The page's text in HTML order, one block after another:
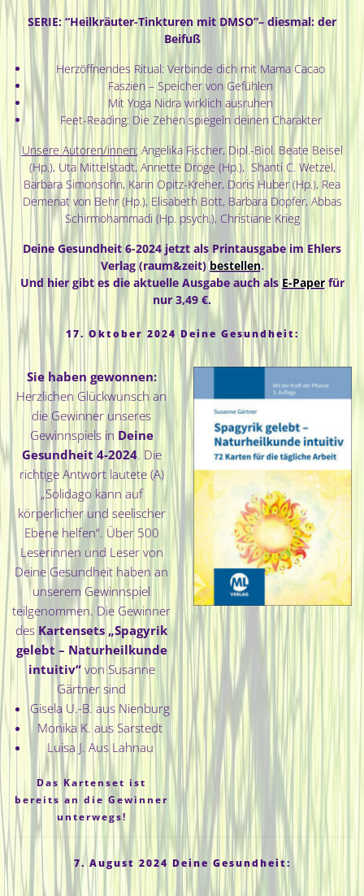
SERIE: “Heilkräuter-Tinkturen mit DMSO”– diesmal: der
Beifuß
Herzöffnendes Ritual: Verbinde dich mit Mama Cacao
Faszien – Speicher von Gefühlen
Mit Yoga Nidra wirklich ausruhen
Feet-Reading: Die Zehen spiegeln deinen Charakter
Unsere Autoren/innen:Angelika Fischer, Dipl.-Biol. Beate Beisel
(Hp.), Uta Mittelstadt, Annette Dröge (Hp.), Shanti C. Wetzel,
Barbara Simonsohn, Karin Opitz-Kreher, Doris Huber (Hp.), Rea
Demenat von Behr (Hp.), Elisabeth Bott, Barbara Dopfer, Abbas
Schirmohammadi (Hp. psych.), Christiane Krieg
Deine Gesundheit 6-2024 jetzt als Printausgabe im Ehlers
Verlag (raum&zeit)bestellen.
Und hier gibt es die aktuelle Ausgabe auch alsE-Paperfür
nur 3,49 €.
17. Oktober 2024 Deine Gesundheit:
Sie haben gewonnen:
Herzlichen Glückwunsch an
die Gewinner unseres
Gewinnspiels in Deine
Gesundheit 4-2024. Die
richtige Antwort lautete (A)
„Solidago kann auf
körperlicher und seelischer
Ebene helfen“. Über 500
Leserinnen und Leser von
Deine Gesundheit haben an
unserem Gewinnspiel
teilgenommen. Die Gewinner
des Kartensets „Spagyrik
gelebt – Naturheilkunde
intuitiv“ von Susanne
Gärtner sind
Gisela U.-B. aus Nienburg
Monika K. aus Sarstedt
Luisa J. Aus Lahnau
Das Kartenset ist
bereits an die Gewinner
unterwegs!
7. August 2024 Deine Gesundheit: